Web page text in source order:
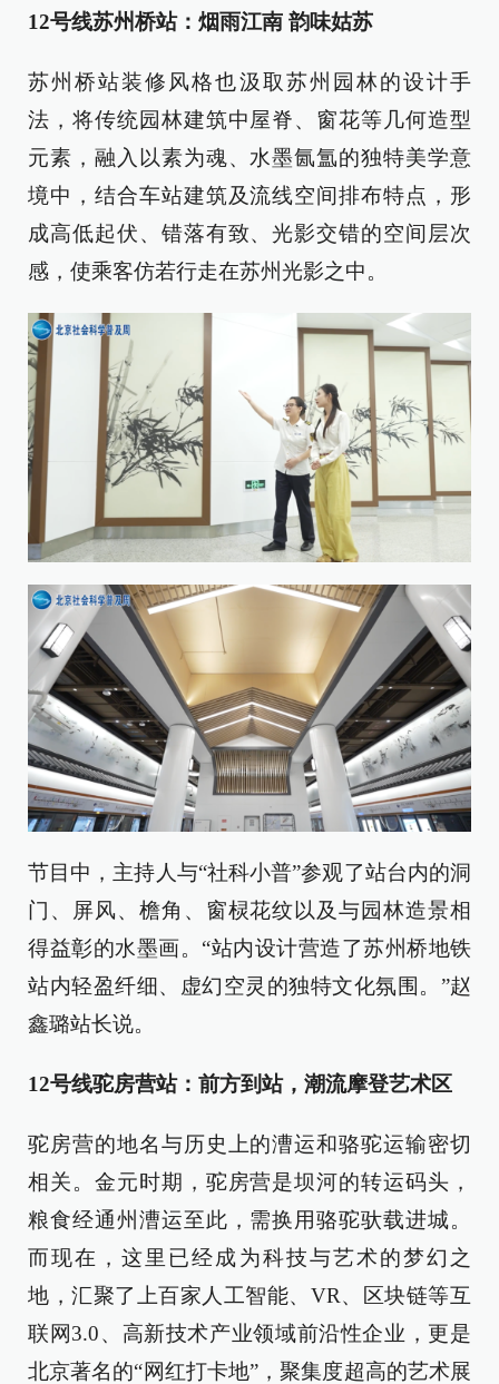
12号线苏州桥站：烟雨江南 韵味姑苏
苏州桥站装修风格也汲取苏州园林的设计手
法，将传统园林建筑中屋脊、窗花等几何造型
元素，融入以素为魂、水墨氤氲的独特美学意
境中，结合车站建筑及流线空间排布特点，形
成高低起伏、错落有致、光影交错的空间层次
感，使乘客仿若行走在苏州光影之中。
节目中，主持人与“社科小普”参观了站台内的洞
门、屏风、檐角、窗棂花纹以及与园林造景相
得益彰的水墨画。“站内设计营造了苏州桥地铁
站内轻盈纤细、虚幻空灵的独特文化氛围。”赵
鑫璐站长说。
12号线驼房营站：前方到站，潮流摩登艺术区
驼房营的地名与历史上的漕运和骆驼运输密切
相关。金元时期，驼房营是坝河的转运码头，
粮食经通州漕运至此，需换用骆驼驮载进城。
而现在，这里已经成为科技与艺术的梦幻之
地，汇聚了上百家人工智能、VR、区块链等互
联网3.0、高新技术产业领域前沿性企业，更是
北京著名的“网红打卡地”，聚集度超高的艺术展